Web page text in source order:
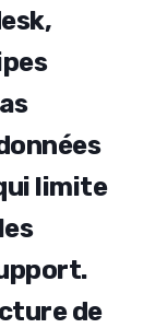
esk,
pes
as
onnées
ui limite
les
pport.
cture de